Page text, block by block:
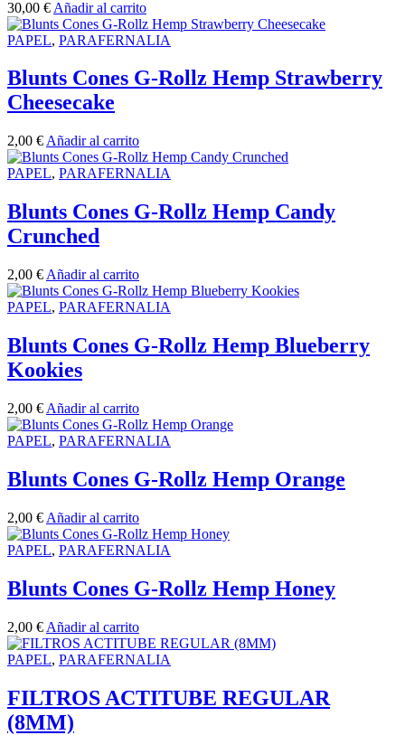
30,00 € Añadir al carrito
PAPEL, PARAFERNALIA
Blunts Cones G-Rollz Hemp Strawberry
Cheesecake
2,00 € Añadir al carrito
PAPEL, PARAFERNALIA
Blunts Cones G-Rollz Hemp Candy
Crunched
2,00 € Añadir al carrito
PAPEL, PARAFERNALIA
Blunts Cones G-Rollz Hemp Blueberry
Kookies
2,00 € Añadir al carrito
PAPEL, PARAFERNALIA
Blunts Cones G-Rollz Hemp Orange
2,00 € Añadir al carrito
PAPEL, PARAFERNALIA
Blunts Cones G-Rollz Hemp Honey
2,00 € Añadir al carrito
PAPEL, PARAFERNALIA
FILTROS ACTITUBE REGULAR
(8MM)